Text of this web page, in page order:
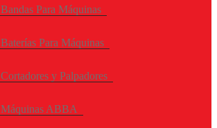
Bandas Para Máquinas
Baterías Para Máquinas
Cortadores y Palpadores
Máquinas ABBA